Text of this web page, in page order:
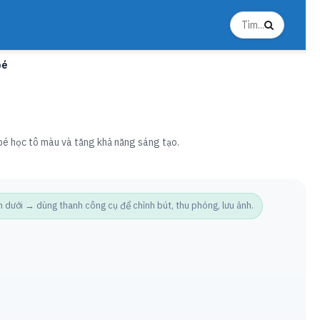
học tô màu và tăng khả năng sáng tạo.
→ dùng thanh công cụ để chỉnh bút, thu phóng, lưu ảnh.